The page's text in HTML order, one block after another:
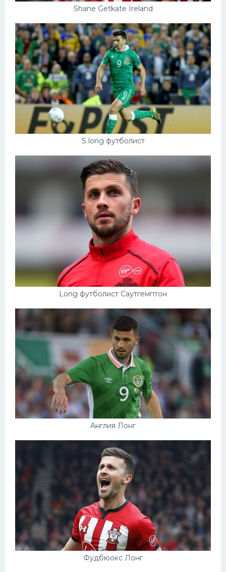
Shane Getkate Ireland
S long футболист
Long футболист Саутгемптон
Англия Лонг
Фудбюокс Лонг